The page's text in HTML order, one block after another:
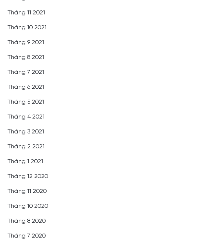
Tháng 11 2021
Tháng 10 2021
Tháng 9 2021
Tháng 8 2021
Tháng 7 2021
Tháng 6 2021
Tháng 5 2021
Tháng 4 2021
Tháng 3 2021
Tháng 2 2021
Tháng 1 2021
Tháng 12 2020
Tháng 11 2020
Tháng 10 2020
Tháng 8 2020
Tháng 7 2020